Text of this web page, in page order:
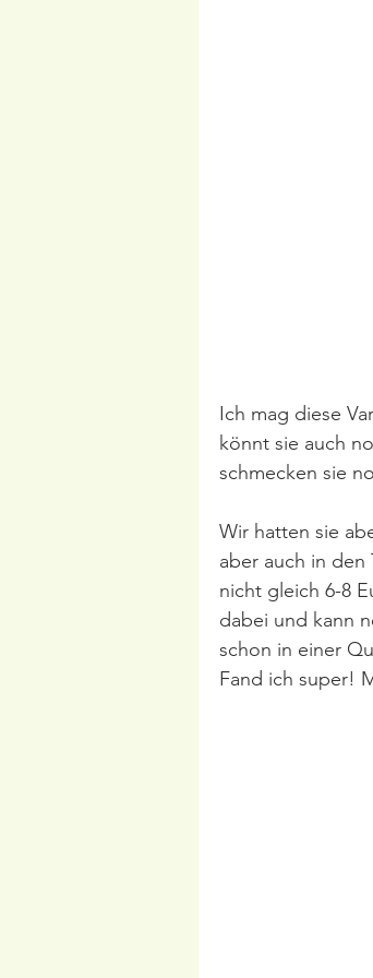
Ich mag diese
könnt sie auch
schmecken sie
Wir hatten sie
aber auch in den
nicht gleich 6-8
dabei und kann
schon in einer
Fand ich super!